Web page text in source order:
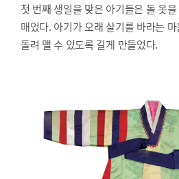
첫 번째 생일을 맞은 아기들은 돌 옷
매었다. 아기가 오래 살기를 바라는
돌려 맬 수 있도록 길게 만들었다.